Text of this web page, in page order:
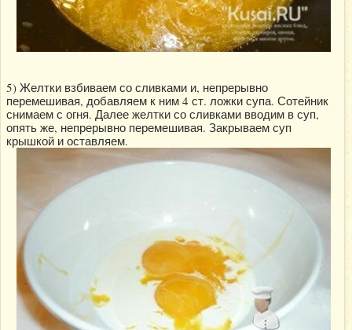
5) Желтки взбиваем со сливками и, непрерывно
перемешивая, добавляем к ним 4 ст. ложки супа. Сотейник
снимаем с огня. Далее желтки со сливками вводим в суп,
опять же, непрерывно перемешивая. Закрываем суп
крышкой и оставляем.